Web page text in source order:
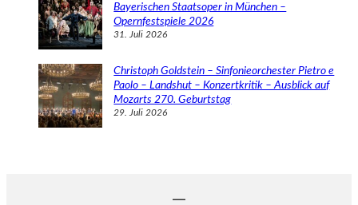
Bayerischen Staatsoper in München –
Opernfestspiele 2026
31. Juli 2026
Christoph Goldstein – Sinfonieorchester Pietro e
Paolo – Landshut – Konzertkritik – Ausblick auf
Mozarts 270. Geburtstag
29. Juli 2026